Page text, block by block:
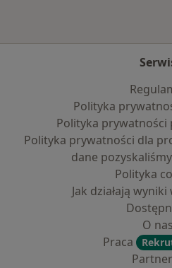
Polityka
Polityka
Polityka prywatności dla
dane
Polityka
Jak działają
O nas
Praca